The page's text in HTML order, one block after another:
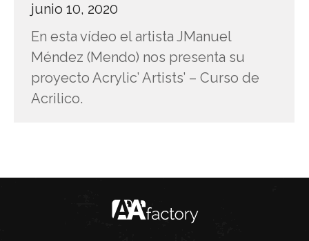
junio 10, 2020
En esta vídeo el artista JManuel
Méndez (Mendo) nos presenta su
proyecto Acrylic’ Artists’ – Curso de
Acrilico.